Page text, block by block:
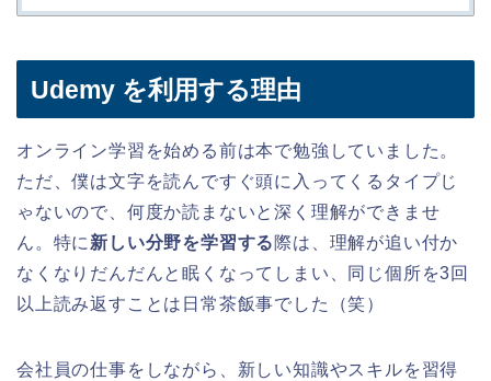
Udemy を利用する理由
オンライン学習を始める前は本で勉強していました。
ただ、僕は文字を読んですぐ頭に入ってくるタイプじ
ゃないので、何度か読まないと深く理解ができませ
ん。特に新しい分野を学習する 際は、理解が追い付か
なくなりだんだんと眠くなってしまい、同じ個所を3回
以上読み返すことは日常茶飯事でした（笑）
会社員の仕事をしながら、新しい知識やスキルを習得